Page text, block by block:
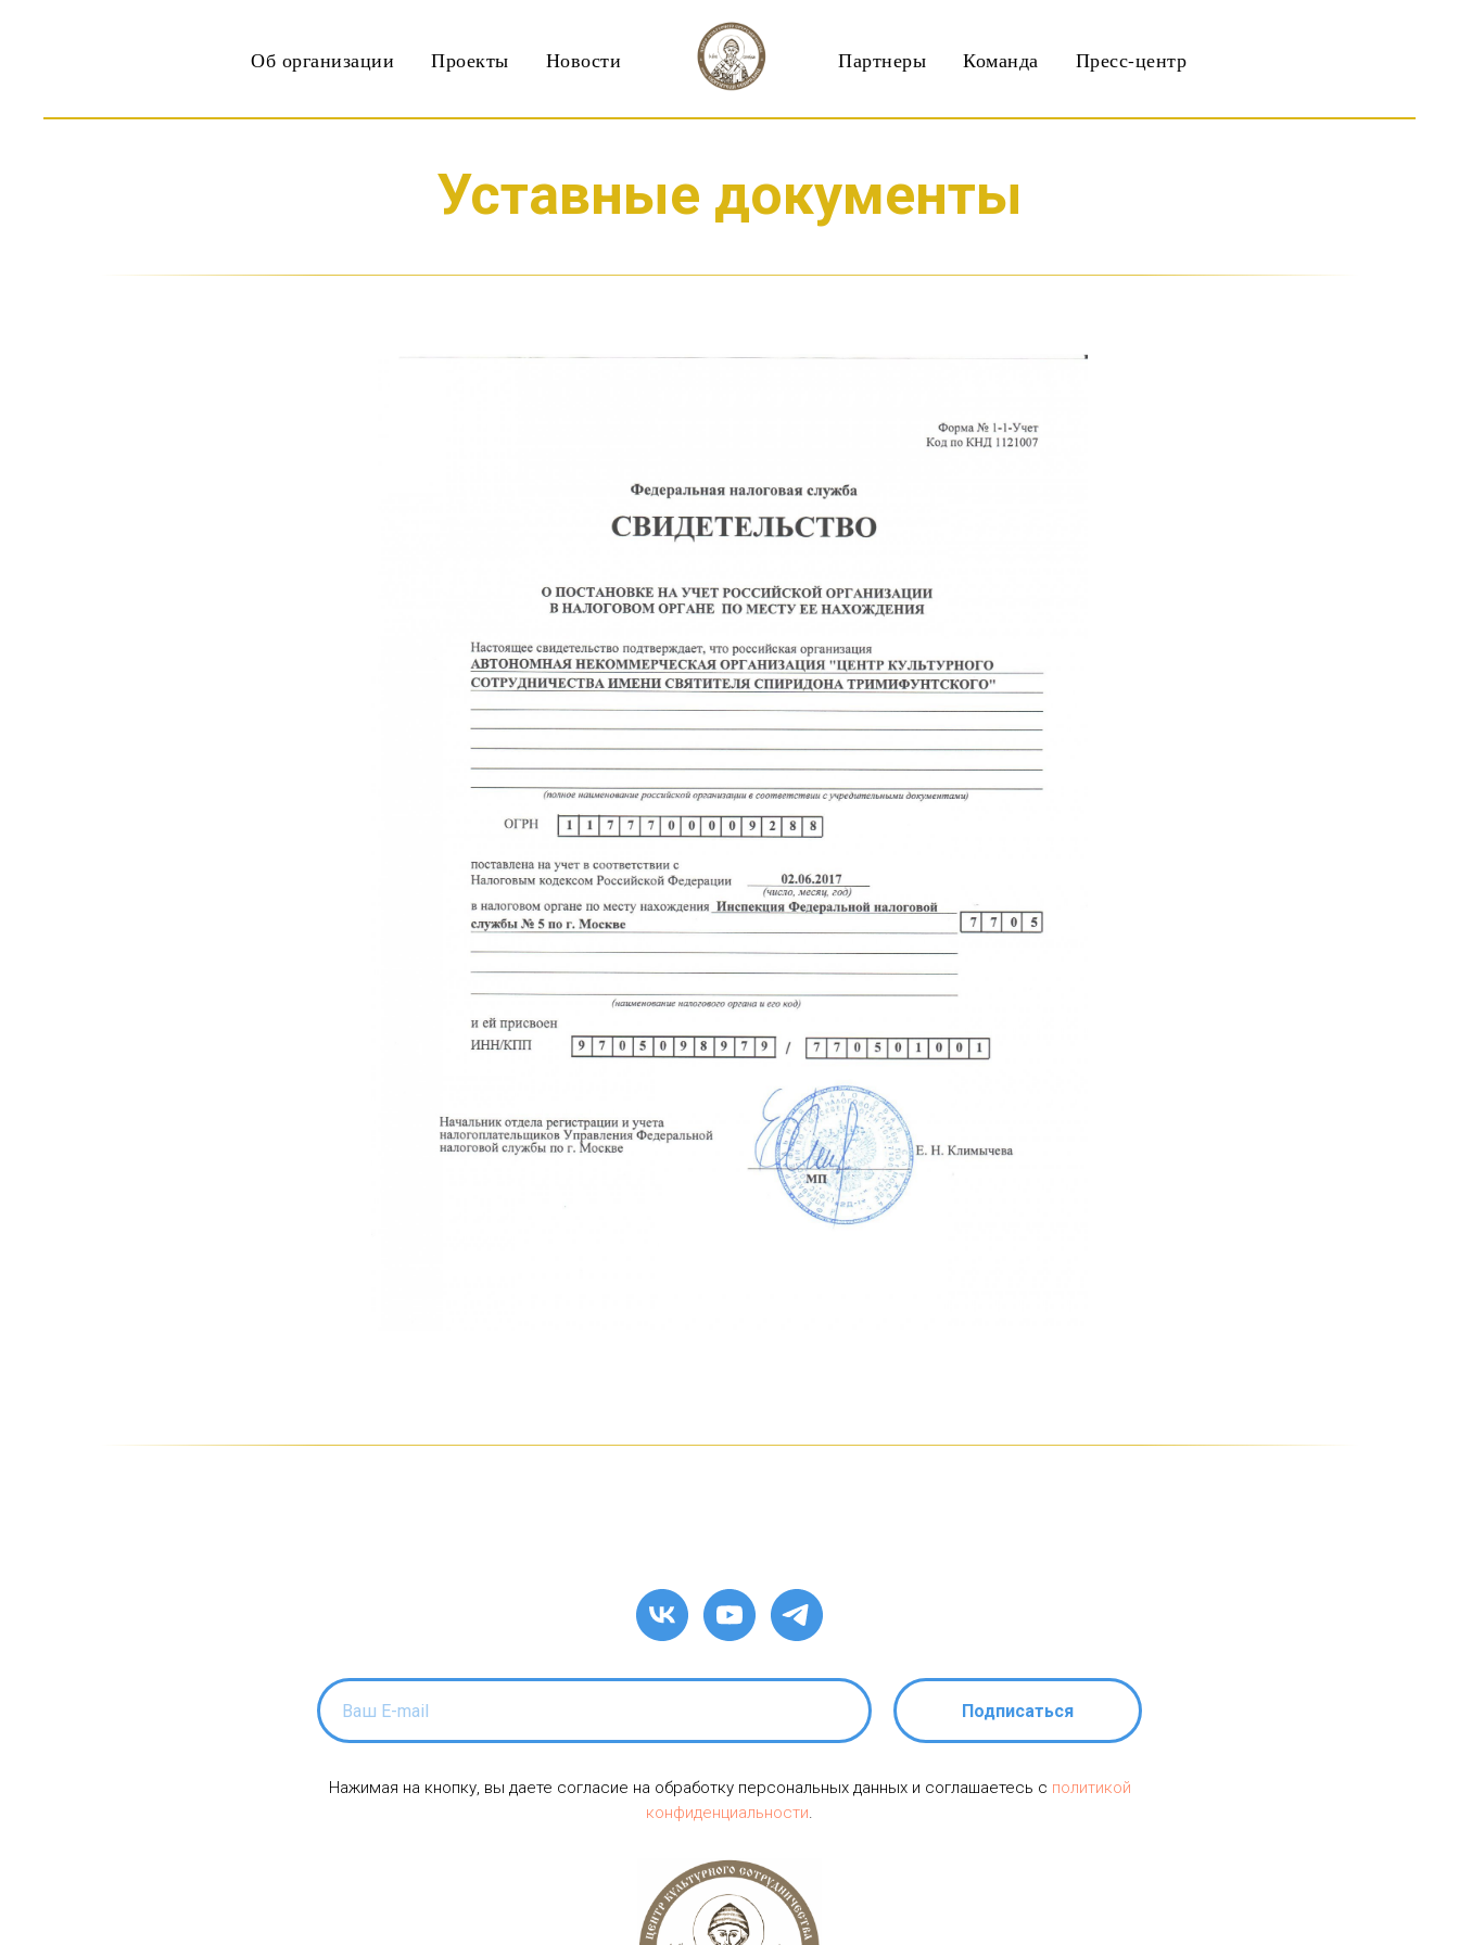
Об организации Проекты Новости Партнеры Команда Пресс-центр
Уставные документы
Подписаться
Нажимая на кнопку, вы даете согласие на обработку персональных данных и соглашаетесь c политикой
конфиденциальности.